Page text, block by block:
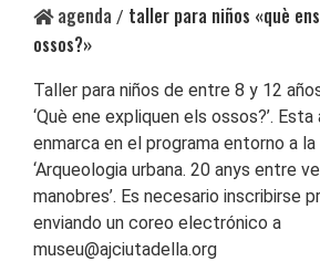
agenda / taller para niños «què
ossos?»
Taller para niños de entre 8 y 12
‘Què ene expliquen els ossos?’.
enmarca en el programa entorno a
‘Arqueologia urbana. 20 anys entre
manobres’. Es necesario inscribirse
enviando un coreo electrónico a
museu@ajciutadella.org